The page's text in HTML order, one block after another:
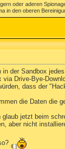
oder aderen
in den oberen
in der Sandbox
via Drive-Bye-
dass der
die Daten die
jetzt beim
aber nicht